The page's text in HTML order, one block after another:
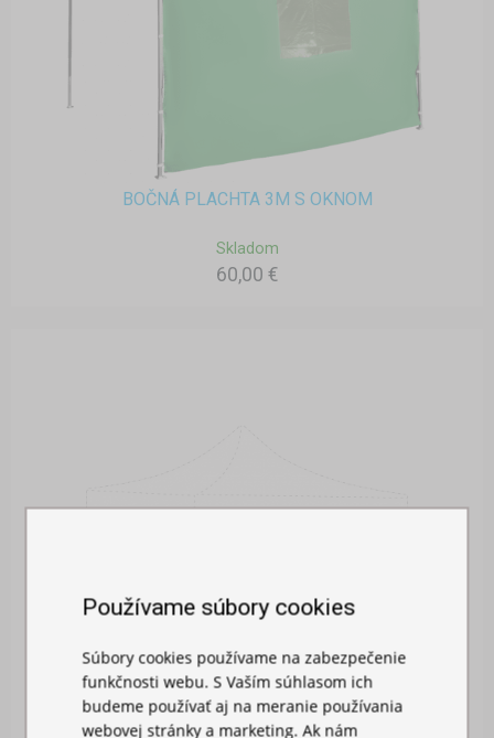
BOČNÁ PLACHTA 3M S OKNOM
Skladom
60,00 €
Používame súbory cookies
Súbory cookies používame na zabezpečenie
funkčnosti webu. S Vaším súhlasom ich
budeme používať aj na meranie používania
webovej stránky a marketing. Ak nám